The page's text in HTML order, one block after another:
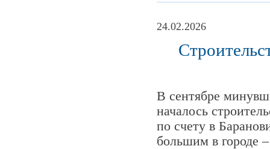
24.02.2026
В сентябре
началось
по счету в
большим в городе